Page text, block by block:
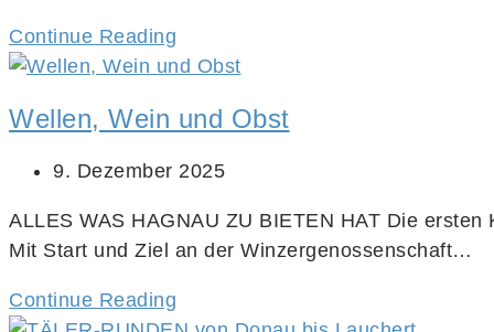
Continue Reading
Wellen, Wein und Obst
9. Dezember 2025
ALLES WAS HAGNAU ZU BIETEN HAT Die
Mit Start und Ziel an der Winzergenossenschaft…
Continue Reading